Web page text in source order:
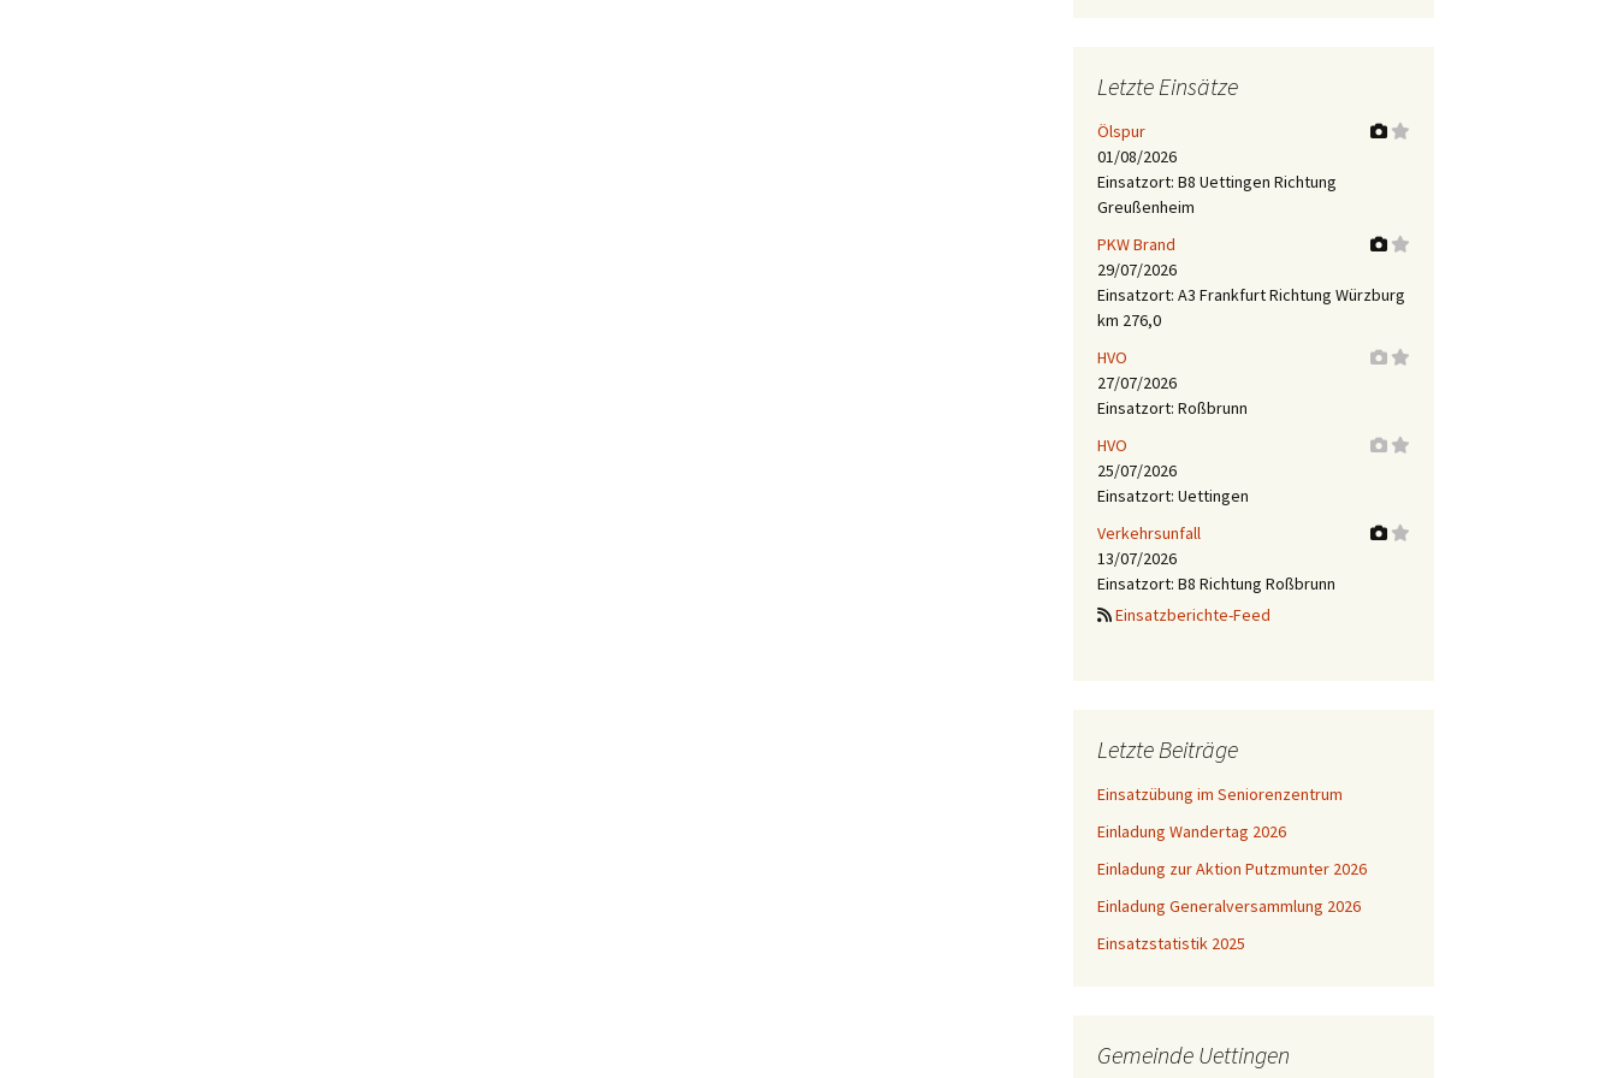
Letzte Einsätze
Ölspur
01/08/2026
Einsatzort: B8 Uettingen Richtung
Greußenheim
PKW Brand
29/07/2026
Einsatzort: A3 Frankfurt Richtung Würzburg
km 276,0
HVO
27/07/2026
Einsatzort: Roßbrunn
HVO
25/07/2026
Einsatzort: Uettingen
Verkehrsunfall
13/07/2026
Einsatzort: B8 Richtung Roßbrunn
Einsatzberichte-Feed
Letzte Beiträge
Einsatzübung im Seniorenzentrum
Einladung Wandertag 2026
Einladung zur Aktion Putzmunter 2026
Einladung Generalversammlung 2026
Einsatzstatistik 2025
Gemeinde Uettingen